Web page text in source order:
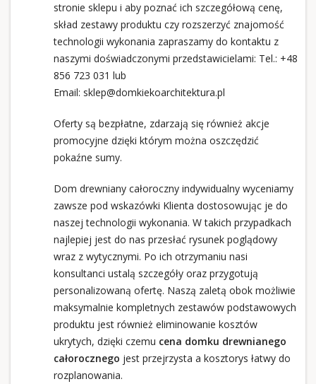
stronie sklepu i aby poznać ich szczegółową cenę,
skład zestawy produktu czy rozszerzyć znajomość
technologii wykonania zapraszamy do kontaktu z
naszymi doświadczonymi przedstawicielami: Tel.: +48
856 723 031 lub
Email: sklep@domkiekoarchitektura.pl
Oferty są bezpłatne, zdarzają się również akcje
promocyjne dzięki którym można oszczędzić
pokaźne sumy.
Dom drewniany całoroczny indywidualny wyceniamy
zawsze pod wskazówki Klienta dostosowując je do
naszej technologii wykonania. W takich przypadkach
najlepiej jest do nas przesłać rysunek poglądowy
wraz z wytycznymi. Po ich otrzymaniu nasi
konsultanci ustalą szczegóły oraz przygotują
personalizowaną ofertę. Naszą zaletą obok możliwie
maksymalnie kompletnych zestawów podstawowych
produktu jest również eliminowanie kosztów
ukrytych, dzięki czemu cena domku drewnianego
całorocznego jest przejrzysta a kosztorys łatwy do
rozplanowania.